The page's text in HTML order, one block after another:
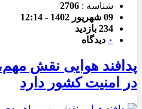
شناسه : 2706
09 شهریور 1402 - 12:14
234 بازدید
۰ دیدگاه
پدافند هوایی نقش
در امنیت کشور دارد